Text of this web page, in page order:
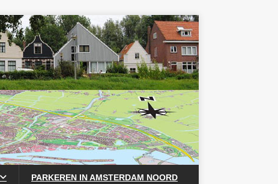
PARKEREN IN AMSTERDAM NOORD